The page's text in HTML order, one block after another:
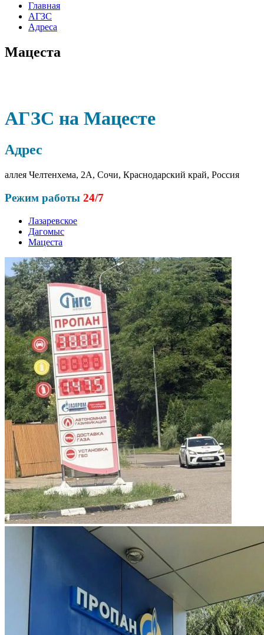
Главная
АГЗС
Адреса
Мацеста
АГЗС на Мацесте
Адрес
аллея Челтенхема, 2А, Сочи, Краснодарский край, Россия
Режим работы 24/7
Лазаревское
Дагомыс
Мацеста